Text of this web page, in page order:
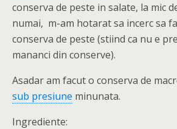
conserva de peste in salate, la mic
numai, m-am hotarat sa incerc sa
conserva de peste (stiind ca nu e
mananci din conserve).
Asadar am facut o conserva de
sub presiune minunata.
Ingrediente: